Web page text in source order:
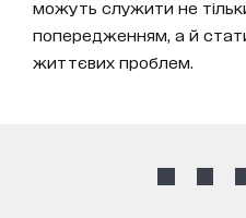
можуть служити не
попередженням, а й
життєвих проблем.